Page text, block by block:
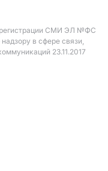
СМИ ЭЛ №ФС
в сфере связи,
23.11.2017